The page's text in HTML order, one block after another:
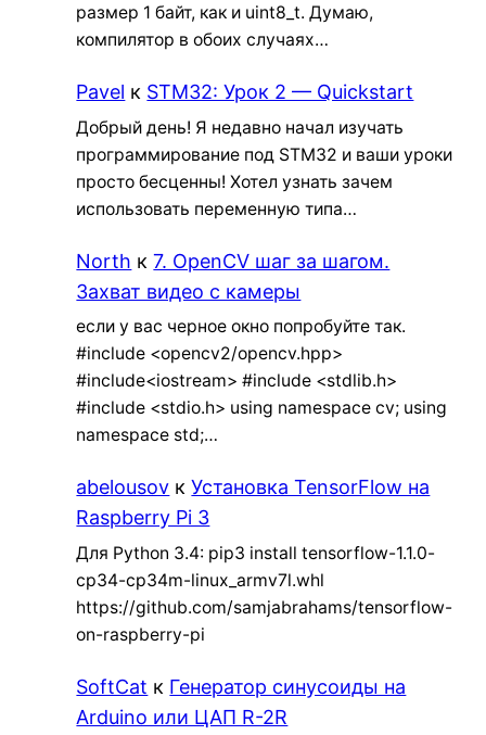
размер 1 байт, как и uint8_t. Думаю,
компилятор в обоих случаях…
Pavel к STM32: Урок 2 — Quickstart
Добрый день! Я недавно начал изучать
программирование под STM32 и ваши уроки
просто бесценны! Хотел узнать зачем
использовать переменную типа…
North к7. OpenCV шаг за шагом.
Захват видео с камеры
если у вас черное окно попробуйте так.
#include <opencv2/opencv.hpp>
#include<iostream> #include <stdlib.h>
#include <stdio.h> using namespace cv; using
namespace std;…
abelousov кУстановка TensorFlow на
Raspberry Pi 3
Для Python 3.4: pip3 install tensorflow-1.1.0-
cp34-cp34m-linux_armv7l.whl
https://github.com/samjabrahams/tensorflow-
on-raspberry-pi
SoftCat к Генератор синусоиды на
Arduino или ЦАП R-2R